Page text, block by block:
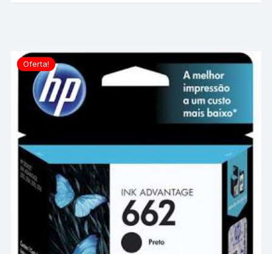
podem
ser
escolhidas
do
produto
Oferta!